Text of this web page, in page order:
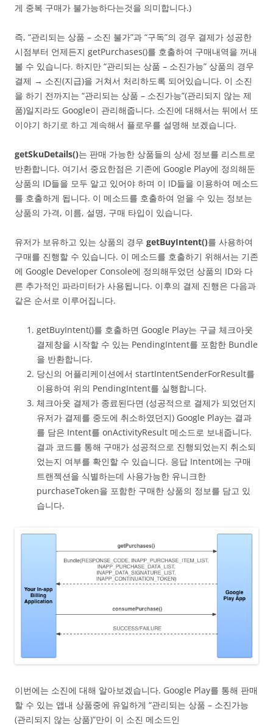
게 중복 구매가 불가능하다는것을 의미합니다.)
즉, “관리되는 상품 – 소진 불가”과 “구독”의 경우 결제가 성공한
시점부터 언제든지 getPurchases()를 호출하여 구매내역을 꺼내
볼 수 있습니다. 하지만 “관리되는 상품 – 소진가능” 상품의 경우
결제 → 소진(지급)을 거쳐서 처리하도록 되어있습니다. 이 소진
을 하기 전까지는 “관리되는 상품 – 소진가능”(관리되지 않는 제
품)일지라도 Google이 관리해줍니다. 소진에 대해서는 뒤에서 또
이야기 하기로 하고 계속해서 플로우를 설명해 보겠습니다.
getSkuDetails()는 판매 가능한 상품들의 상세 정보를 리스트로
반환합니다. 여기서 중요한점은 기존에 Google Play에 정의해둔
상품의 ID들을 모두 알고 있어야 하며 이 ID들을 이용하여 메소드
를 호출하게 됩니다. 이 메소드를 호출하여 얻을 수 있는 정보는
상품의 가격, 이름, 설명, 구매 타입이 있습니다.
유저가 보유하고 있는 상품의 경우 getBuyIntent()를 사용하여
구매를 진행할 수 있습니다. 이 메소드를 호출하기 위해서는 기존
에 Google Developer Console에 정의해두었던 상품의 ID와 다
른 추가적인 파라미터가 사용됩니다. 이후의 결제 진행은 다음과
같은 순서로 이루어집니다.
getBuyIntent()를 호출하면 Google Play는 구글 체크아웃
결제창을 시작할 수 있는 PendingIntent를 포함한 Bundle
을 반환합니다.
당신의 어플리케이션에서 startIntentSenderForResult를
이용하여 위의 PendingIntent를 실행합니다.
체크아웃 결제가 종료된다면 (성공적으로 결제가 되었던지
유저가 결제를 중도에 취소하였던지) Google Play는 결과
를 담은 Intent를 onActivityResult 메소드로 보내줍니다.
결과 코드를 통해 구매가 성공적으로 진행되었는지 취소되
었는지 여부를 확인할 수 있습니다. 응답 Intent에는 구매
트랜젝션을 식별하는데 사용가능한 유니크한
purchaseToken을 포함한 구매한 상품의 정보를 담고 있
습니다.
이번에는 소진에 대해 알아보겠습니다. Google Play를 통해 판매
할 수 있는 앱내 상품중에 유일하게 “관리되는 상품 – 소진가능
(관리되지 않는 상품)”만이 이 소진 메소드인